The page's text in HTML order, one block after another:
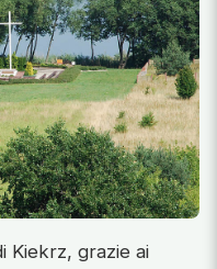
Kiekrz, grazie ai